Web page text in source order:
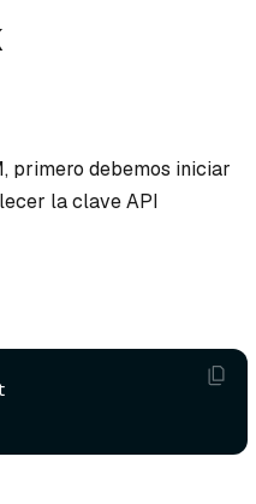
primero debemos iniciar
la clave API